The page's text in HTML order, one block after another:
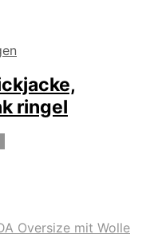
ringel
auf.
Die